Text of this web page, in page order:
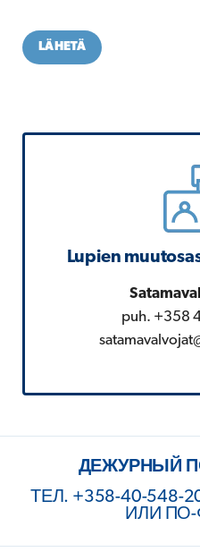
LÄHETÄ
Lupien
puh. +358
ДЕЖУРНЫЙ
ТЕЛ. +358-40-548-
ИЛИ